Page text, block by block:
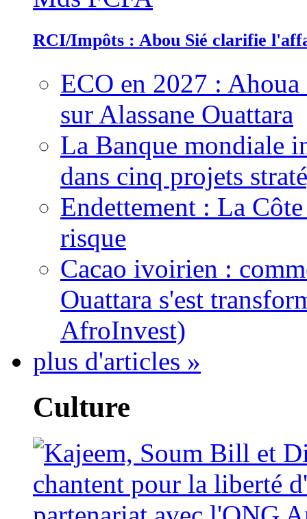
RCI/Impôts : Abou Sié clarifie
ECO en 2027 :
sur Alassane Ouattara
La Banque mondiale
dans cinq projets
Endettement : La
risque
Cacao ivoirien :
Ouattara s'est
AfroInvest)
plus d'articles »
Culture